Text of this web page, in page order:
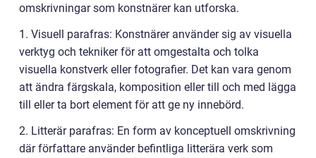
omskrivningar som konstnärer kan utforska.
1. Visuell parafras: Konstnärer använder sig av visuella
verktyg och tekniker för att omgestalta och tolka
visuella konstverk eller fotografier. Det kan vara genom
att ändra färgskala, komposition eller till och med lägga
till eller ta bort element för att ge ny innebörd.
2. Litterär parafras: En form av konceptuell omskrivning
där författare använder befintliga litterära verk som